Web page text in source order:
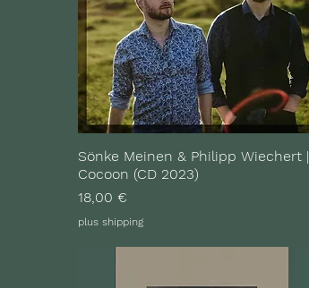
Sönke Meinen & Philipp Wiechert |
Cocoon (CD 2023)
Preis
18,00 €
plus shipping